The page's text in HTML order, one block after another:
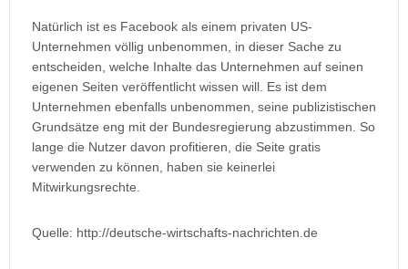
Natürlich ist es Facebook als einem privaten US-
Unternehmen völlig unbenommen, in dieser Sache zu
entscheiden, welche Inhalte das Unternehmen auf seinen
eigenen Seiten veröffentlicht wissen will. Es ist dem
Unternehmen ebenfalls unbenommen, seine publizistischen
Grundsätze eng mit der Bundesregierung abzustimmen. So
lange die Nutzer davon profitieren, die Seite gratis
verwenden zu können, haben sie keinerlei
Mitwirkungsrechte.
Quelle: http://deutsche-wirtschafts-nachrichten.de